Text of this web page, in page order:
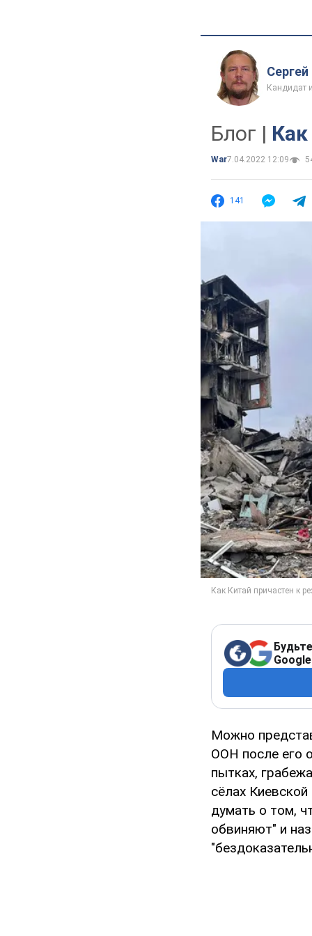
Кандидат
Блог |
War7.04.2022 12:09
141
Google
Можно
ООН после его
пытках,
сёлах
думать о том,
обвиняют" и